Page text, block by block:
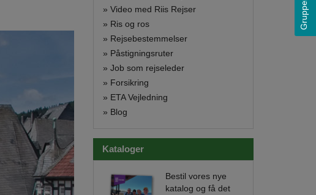
» Video med Riis Rejser
» Ris og ros
» Rejsebestemmelser
» Påstigningsruter
» Job som rejseleder
» Forsikring
» ETA Vejledning
» Blog
Kataloger
Bestil vores nye
katalog og få det